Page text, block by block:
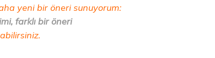
yeni bir öneri sunuyorum:
farklı bir öneri